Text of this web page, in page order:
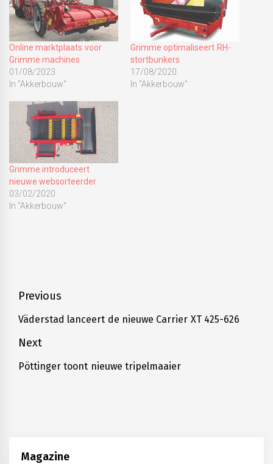
Online marktplaats voor
Grimme machines
01/08/2023
In "Akkerbouw"
Grimme optimaliseert RH-
stortbunkers
17/08/2020
In "Akkerbouw"
Grimme introduceert
nieuwe websorteerder
03/02/2020
In "Akkerbouw"
Grimme,
Prios
Bericht
navigatie
Previous
Previous
Väderstad lanceert de nieuwe Carrier XT 425-626
Next
Next
Pöttinger toont nieuwe tripelmaaier
Magazine